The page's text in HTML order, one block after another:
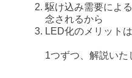
駆け込み需要によ
念されるから
LED化のメリット
1つずつ、解説いた